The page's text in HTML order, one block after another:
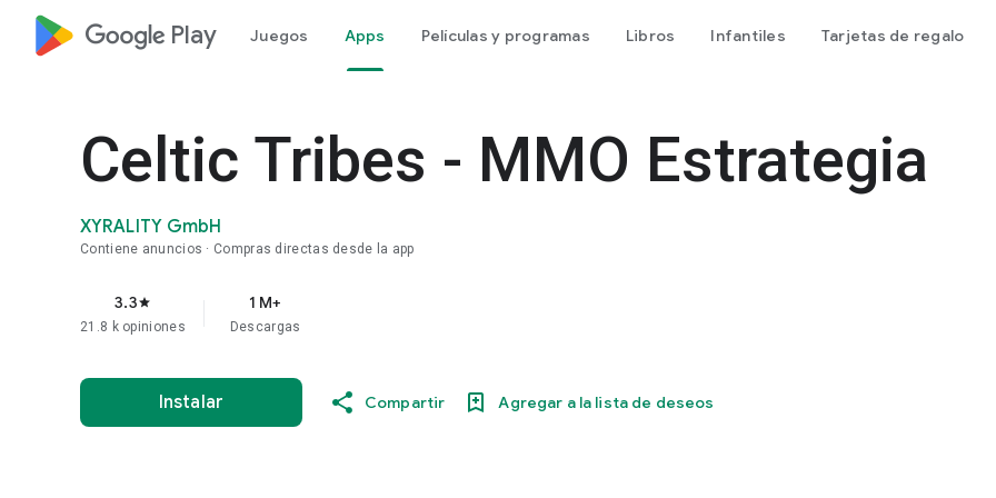
google_logo Play Juegos Apps Películas y programas Libros Infantiles Tarjetas de regalo
Celtic Tribes - MMO Estrategia
XYRALITY GmbH
Contiene anuncios Compras directas desde la app
3.3star
21.8 k opiniones
1 M+
Descargas
Instalar Compartir Agregar a la lista de deseos